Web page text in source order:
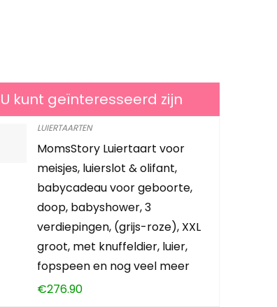
U kunt geïnteresseerd zijn
LUIERTAARTEN
MomsStory Luiertaart voor
meisjes, luierslot & olifant,
babycadeau voor geboorte,
doop, babyshower, 3
verdiepingen, (grijs-roze), XXL
groot, met knuffeldier, luier,
fopspeen en nog veel meer
€276.90